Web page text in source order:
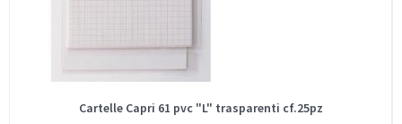
Cartelle Capri 61 pvc "L" trasparenti cf.25pz